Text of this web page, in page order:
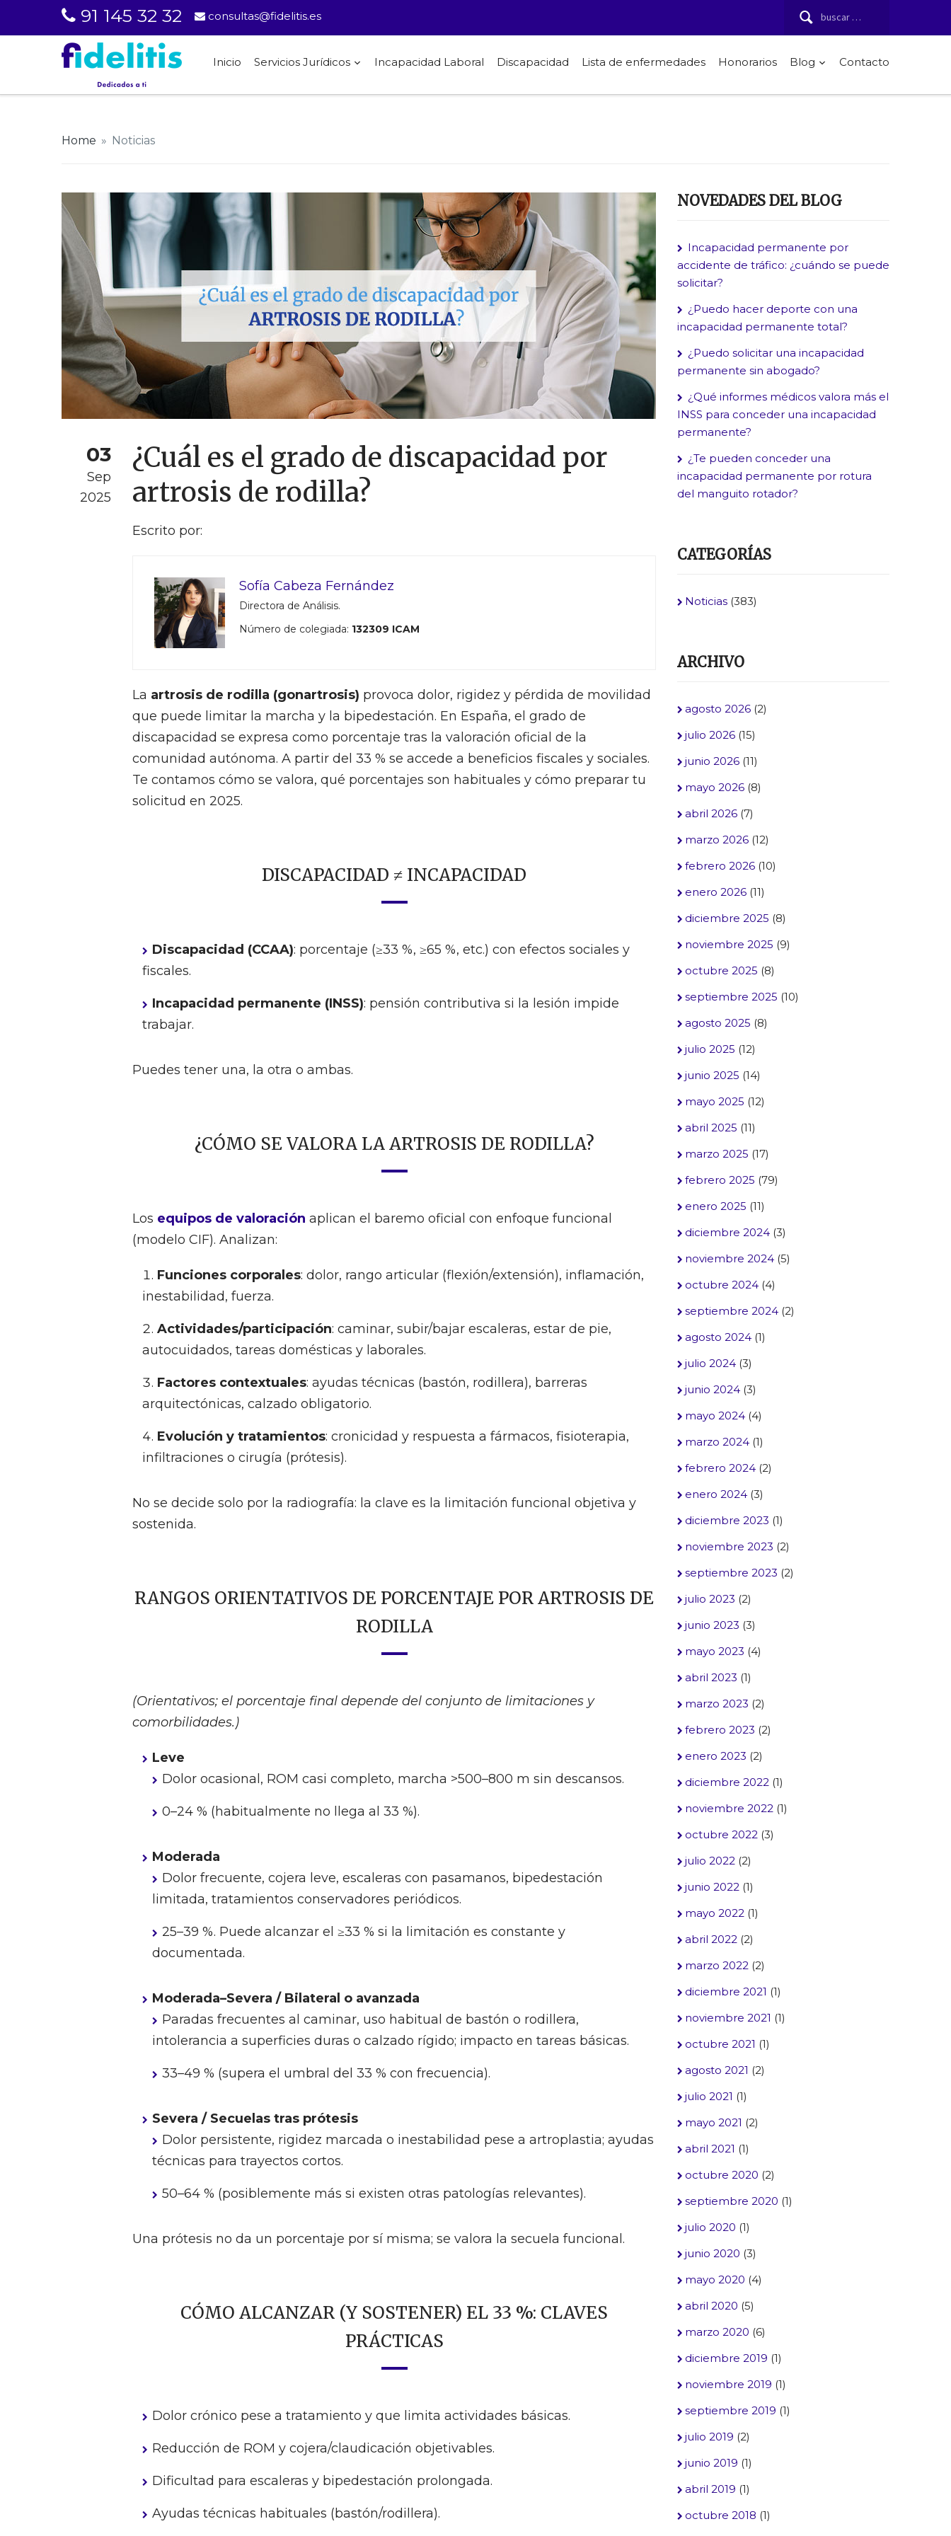
Buscar:
91 145 32 32 consultas@fidelitis.es
Inicio Servicios Jurídicos Incapacidad Laboral Discapacidad Lista de enfermedades Honorarios Blog Contacto
Home » Noticias
03
Sep
2025
¿Cuál es el grado de discapacidad por
artrosis de rodilla?
Escrito por:
Sofía Cabeza Fernández
Directora de Análisis.
Número de colegiada: 132309 ICAM
La artrosis de rodilla (gonartrosis) provoca dolor, rigidez y pérdida de movilidad
que puede limitar la marcha y la bipedestación. En España, el grado de
discapacidad se expresa como porcentaje tras la valoración oficial de la
comunidad autónoma. A partir del 33 % se accede a beneficios fiscales y sociales.
Te contamos cómo se valora, qué porcentajes son habituales y cómo preparar tu
solicitud en 2025.
DISCAPACIDAD ≠ INCAPACIDAD
Discapacidad (CCAA): porcentaje (≥33 %, ≥65 %, etc.) con efectos sociales y
fiscales.
Incapacidad permanente (INSS): pensión contributiva si la lesión impide
trabajar.
Puedes tener una, la otra o ambas.
¿CÓMO SE VALORA LA ARTROSIS DE RODILLA?
Los equipos de valoración aplican el baremo oficial con enfoque funcional
(modelo CIF). Analizan:
Funciones corporales: dolor, rango articular (flexión/extensión), inflamación,
inestabilidad, fuerza.
Actividades/participación: caminar, subir/bajar escaleras, estar de pie,
autocuidados, tareas domésticas y laborales.
Factores contextuales: ayudas técnicas (bastón, rodillera), barreras
arquitectónicas, calzado obligatorio.
Evolución y tratamientos: cronicidad y respuesta a fármacos, fisioterapia,
infiltraciones o cirugía (prótesis).
No se decide solo por la radiografía: la clave es la limitación funcional objetiva y
sostenida.
RANGOS ORIENTATIVOS DE PORCENTAJE POR ARTROSIS DE
RODILLA
(Orientativos; el porcentaje final depende del conjunto de limitaciones y
comorbilidades.)
Leve
Dolor ocasional, ROM casi completo, marcha >500–800 m sin descansos.
0–24 % (habitualmente no llega al 33 %).
Moderada
Dolor frecuente, cojera leve, escaleras con pasamanos, bipedestación
limitada, tratamientos conservadores periódicos.
25–39 %. Puede alcanzar el ≥33 % si la limitación es constante y
documentada.
Moderada–Severa / Bilateral o avanzada
Paradas frecuentes al caminar, uso habitual de bastón o rodillera,
intolerancia a superficies duras o calzado rígido; impacto en tareas básicas.
33–49 % (supera el umbral del 33 % con frecuencia).
Severa / Secuelas tras prótesis
Dolor persistente, rigidez marcada o inestabilidad pese a artroplastia; ayudas
técnicas para trayectos cortos.
50–64 % (posiblemente más si existen otras patologías relevantes).
Una prótesis no da un porcentaje por sí misma; se valora la secuela funcional.
CÓMO ALCANZAR (Y SOSTENER) EL 33 %: CLAVES
PRÁCTICAS
Dolor crónico pese a tratamiento y que limita actividades básicas.
Reducción de ROM y cojera/claudicación objetivables.
Dificultad para escaleras y bipedestación prolongada.
Ayudas técnicas habituales (bastón/rodillera).
NOVEDADES DEL BLOG
Incapacidad permanente por
accidente de tráfico: ¿cuándo se puede
solicitar?
¿Puedo hacer deporte con una
incapacidad permanente total?
¿Puedo solicitar una incapacidad
permanente sin abogado?
¿Qué informes médicos valora más el
INSS para conceder una incapacidad
permanente?
¿Te pueden conceder una
incapacidad permanente por rotura
del manguito rotador?
CATEGORÍAS
Noticias (383)
ARCHIVO
agosto 2026 (2)
julio 2026 (15)
junio 2026 (11)
mayo 2026 (8)
abril 2026 (7)
marzo 2026 (12)
febrero 2026 (10)
enero 2026 (11)
diciembre 2025 (8)
noviembre 2025 (9)
octubre 2025 (8)
septiembre 2025 (10)
agosto 2025 (8)
julio 2025 (12)
junio 2025 (14)
mayo 2025 (12)
abril 2025 (11)
marzo 2025 (17)
febrero 2025 (79)
enero 2025 (11)
diciembre 2024 (3)
noviembre 2024 (5)
octubre 2024 (4)
septiembre 2024 (2)
agosto 2024 (1)
julio 2024 (3)
junio 2024 (3)
mayo 2024 (4)
marzo 2024 (1)
febrero 2024 (2)
enero 2024 (3)
diciembre 2023 (1)
noviembre 2023 (2)
septiembre 2023 (2)
julio 2023 (2)
junio 2023 (3)
mayo 2023 (4)
abril 2023 (1)
marzo 2023 (2)
febrero 2023 (2)
enero 2023 (2)
diciembre 2022 (1)
noviembre 2022 (1)
octubre 2022 (3)
julio 2022 (2)
junio 2022 (1)
mayo 2022 (1)
abril 2022 (2)
marzo 2022 (2)
diciembre 2021 (1)
noviembre 2021 (1)
octubre 2021 (1)
agosto 2021 (2)
julio 2021 (1)
mayo 2021 (2)
abril 2021 (1)
octubre 2020 (2)
septiembre 2020 (1)
julio 2020 (1)
junio 2020 (3)
mayo 2020 (4)
abril 2020 (5)
marzo 2020 (6)
diciembre 2019 (1)
noviembre 2019 (1)
septiembre 2019 (1)
julio 2019 (2)
junio 2019 (1)
abril 2019 (1)
octubre 2018 (1)